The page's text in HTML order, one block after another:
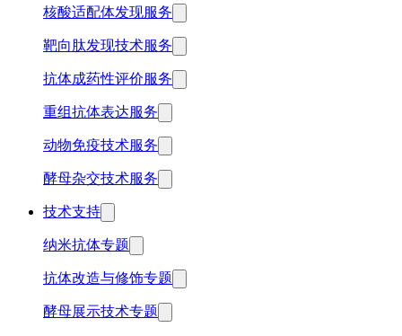
核酸适配体发现服务
靶向肽发现技术服务
抗体成药性评价服务
重组抗体表达服务
动物免疫技术服务
酵母杂交技术服务
技术支持
纳米抗体专题
抗体改造与修饰专题
酵母展示技术专题